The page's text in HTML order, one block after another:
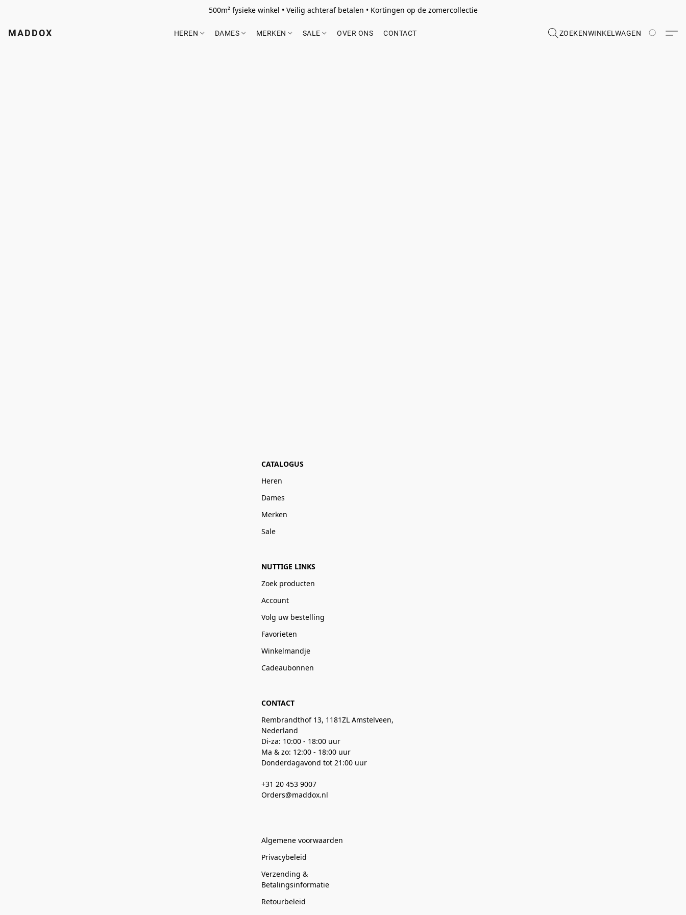
500m² fysieke winkel • Veilig achteraf betalen • Kortingen op de zomercollectie
MADDOX HEREN DAMES MERKEN SALE OVER ONS CONTACT ZOEKENWINKELWAGEN
CATALOGUS
Heren
Dames
Merken
Sale
NUTTIGE LINKS
Zoek producten
Account
Volg uw bestelling
Favorieten
Winkelmandje
Cadeaubonnen
CONTACT
Rembrandthof 13, 1181ZL Amstelveen,
Nederland
Di-za: 10:00 - 18:00 uur
Ma & zo: 12:00 - 18:00 uur
Donderdagavond tot 21:00 uur
+31 20 453 9007
Orders@maddox.nl
Algemene voorwaarden
Privacybeleid
Verzending &
Betalingsinformatie
Retourbeleid